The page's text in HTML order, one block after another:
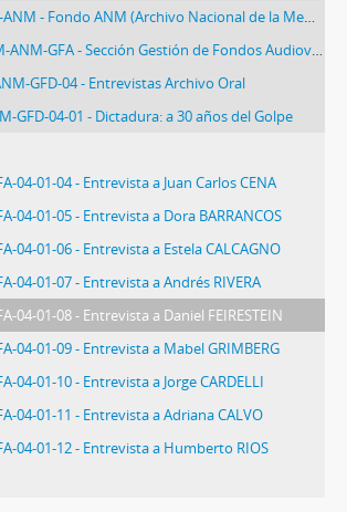
- Fondo ANM (Archivo Nacional de la Memoria)
GFA - Sección Gestión de Fondos Audiovisuales del ANM
GFD-04 - Entrevistas Archivo Oral
GFD-04-01 - Dictadura: a 30 años del Golpe
04-01-04 - Entrevista a Juan Carlos CENA
04-01-05 - Entrevista a Dora BARRANCOS
04-01-06 - Entrevista a Estela CALCAGNO
04-01-07 - Entrevista a Andrés RIVERA
04-01-08 - Entrevista a Daniel FEIRESTEIN
04-01-09 - Entrevista a Mabel GRIMBERG
04-01-10 - Entrevista a Jorge CARDELLI
04-01-11 - Entrevista a Adriana CALVO
04-01-12 - Entrevista a Humberto RIOS